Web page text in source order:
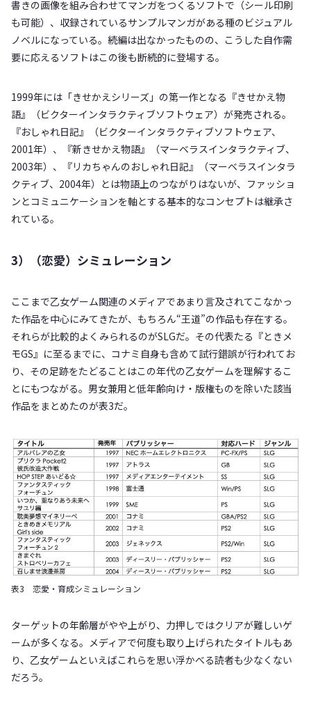
書きの画像を組み合わせてマンガをつくるソフトで（シール印刷
も可能）、収録されているサンプルマンガがある種のビジュアル
ノベルになっている。続編は出なかったものの、こうした自作需
要に応えるソフトはこの後も断続的に登場する。
1999年には「きせかえシリーズ」の第一作となる『きせかえ物
語』（ビクターインタラクティブソフトウェア）が発売される。
『おしゃれ日記』（ビクターインタラクティブソフトウェア、
2001年）、『新きせかえ物語』（マーベラスインタラクティブ、
2003年）、『リカちゃんのおしゃれ日記』（マーベラスインタラ
クティブ、2004年）とは物語上のつながりはないが、ファッショ
ンとコミュニケーションを軸とする基本的なコンセプトは継承さ
れている。
3）（恋愛）シミュレーション
ここまで乙女ゲーム関連のメディアであまり言及されてこなかっ
た作品を中心にみてきたが、もちろん“王道”の作品も存在する。
それらが比較的よくみられるのがSLGだ。その代表たる『ときメ
モGS』に至るまでに、コナミ自身も含めて試行錯誤が行われてお
り、その足跡をたどることはこの年代の乙女ゲームを理解するこ
とにもつながる。男女兼用と低年齢向け・版権ものを除いた該当
作品をまとめたのが表3だ。
表3 恋愛・育成シミュレーション
ターゲットの年齢層がやや上がり、力押しではクリアが難しいゲ
ームが多くなる。メディアで何度も取り上げられたタイトルもあ
り、乙女ゲームといえばこれらを思い浮かべる読者も少なくない
だろう。